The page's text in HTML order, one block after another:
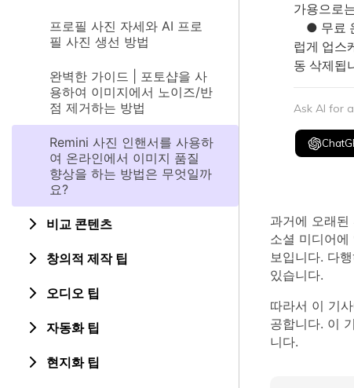
프로필 사진 자세와 AI 프로
필 사진 생선 방법
완벽한 가이드 | 포토샵을 사
용하여 이미지에서 노이즈/반
점 제거하는 방법
Remini 사진 인핸서를 사용하
여 온라인에서 이미지 품질
향상을 하는 방법은 무엇일까
요?
비교 콘텐츠
창의적 제작 팁
오디오 팁
자동화 팁
현지화 팁
가용으로
● 무료
럽게 업스
동 삭제됩
Ask AI for
과거에 오래
소셜 미디어
보입니다. 다
있습니다.
따라서 이 기
공합니다. 이
니다.